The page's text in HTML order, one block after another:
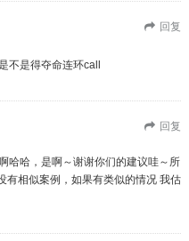
回复
不是得夺命连环call
回复
哈哈，是啊～谢谢你们的建议哇～所
有相似案例，如果有类似的情况 我估